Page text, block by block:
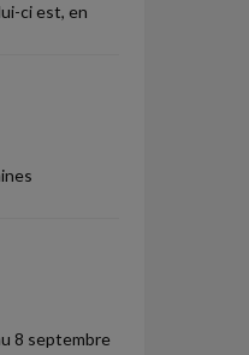
ci est, en
8 septembre